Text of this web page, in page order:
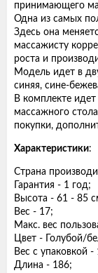
принимающего
Одна из самых
Здесь она
массажисту
роста и
Модель идет в
синяя, сине-
В комплекте
массажного
покупки,
Характеристики:
Страна
Гарантия - 1 год;
Высота - 61 - 85
Вес - 17;
Макс. вес
Цвет - Голубой/
Вес с упаковкой -
Длина - 186;